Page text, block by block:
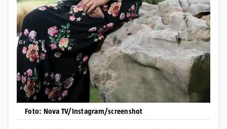
Foto: Nova TV/Instagram/screenshot